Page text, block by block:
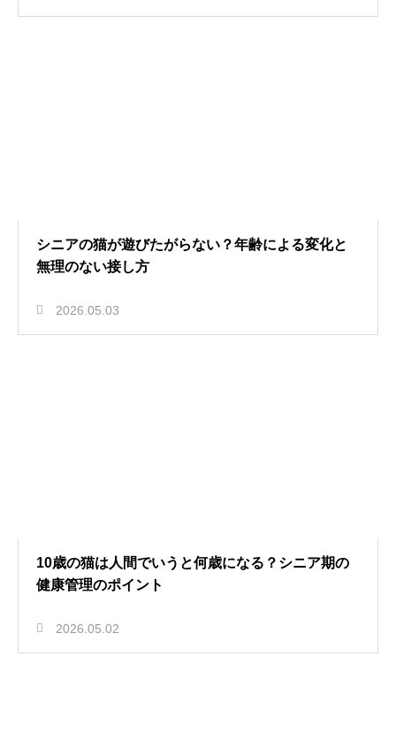
シニアの猫が遊びたがらない？年齢による変化と
無理のない接し方
2026.05.03
10歳の猫は人間でいうと何歳になる？シニア期の
健康管理のポイント
2026.05.02